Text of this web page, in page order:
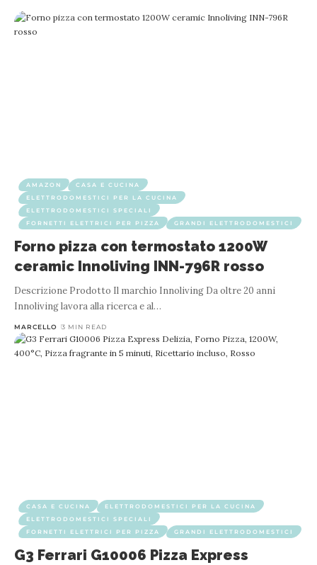
AMAZON
CASA E CUCINA
ELETTRODOMESTICI PER LA CUCINA
ELETTRODOMESTICI SPECIALI
FORNETTI ELETTRICI PER PIZZA
GRANDI ELETTRODOMESTICI
Forno pizza con termostato 1200W
ceramic Innoliving INN-796R rosso
Descrizione Prodotto Il marchio Innoliving Da oltre 20 anni
Innoliving lavora alla ricerca e al…
MARCELLO 3 MIN READ
CASA E CUCINA
ELETTRODOMESTICI PER LA CUCINA
ELETTRODOMESTICI SPECIALI
FORNETTI ELETTRICI PER PIZZA
GRANDI ELETTRODOMESTICI
G3 Ferrari G10006 Pizza Express